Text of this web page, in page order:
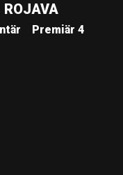
ROJAVA
Premiär 4